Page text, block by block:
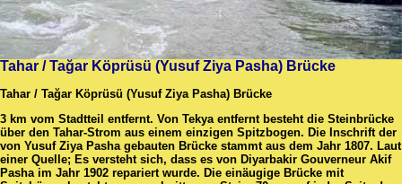
Tahar / Tağar Köprüsü (Yusuf Ziya Pasha) Brücke
Tahar / Tağar Köprüsü (Yusuf Ziya Pasha) Brücke
3 km vom Stadtteil entfernt. Von Tekya entfernt besteht die Steinbrücke
über den Tahar-Strom aus einem einzigen Spitzbogen. Die Inschrift der
von Yusuf Ziya Pasha gebauten Brücke stammt aus dem Jahr 1807. Laut
einer Quelle; Es versteht sich, dass es von Diyarbakir Gouverneur Akif
Pasha im Jahr 1902 repariert wurde. Die einäugige Brücke mit